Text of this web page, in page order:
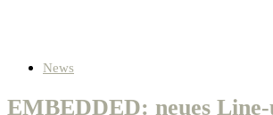
News
EMBEDDED: neues